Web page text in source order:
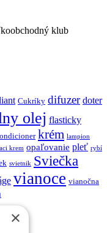
klub
Cukríky difuzer doter
olej flasticky
krém lampion
krem opaľovanie pleť rybí
svietnik Sviečka
vianoce vianočna
×